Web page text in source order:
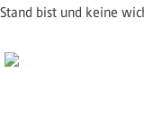
Stand bist und keine